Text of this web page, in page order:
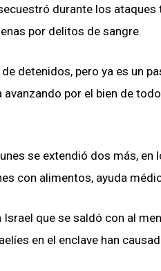
durante los
por delitos de sangre.
detenidos, pero ya es un
por el bien de
se extendió dos más, en
con alimentos, ayuda
que se saldó con al
en el enclave han